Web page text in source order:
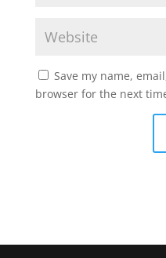
Save my name,
browser for the next